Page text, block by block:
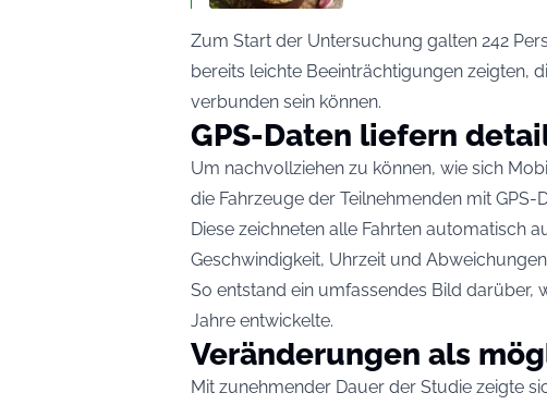
Zum Start der Untersuchung galten 242
bereits leichte Beeinträchtigungen zeigten,
verbunden sein können.
GPS-Daten liefern
Um nachvollziehen zu können, wie sich
die Fahrzeuge der Teilnehmenden mit
Diese zeichneten alle Fahrten automatisch
Geschwindigkeit, Uhrzeit und
So entstand ein umfassendes Bild darüber,
Jahre entwickelte.
Veränderungen als
Mit zunehmender Dauer der Studie zeigte